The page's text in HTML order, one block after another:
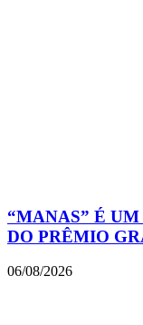
“MANAS” É
DO PRÊMIO
06/08/2026